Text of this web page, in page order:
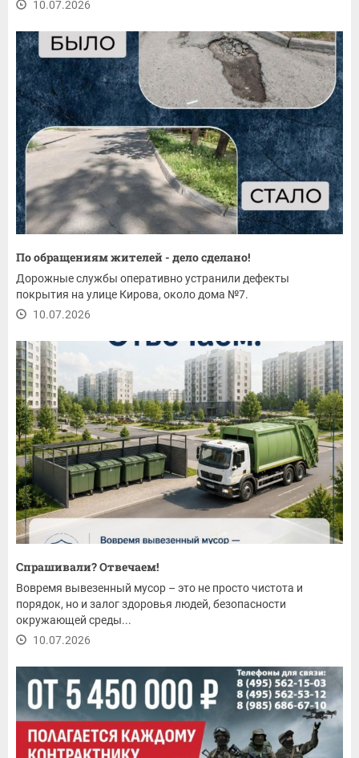
10.07.2026
По обращениям жителей - дело сделано!
Дорожные службы оперативно устранили дефекты
покрытия на улице Кирова, около дома №7.
10.07.2026
Спрашивали? Отвечаем!
Вовремя вывезенный мусор – это не просто чистота и
порядок, но и залог здоровья людей, безопасности
окружающей среды...
10.07.2026